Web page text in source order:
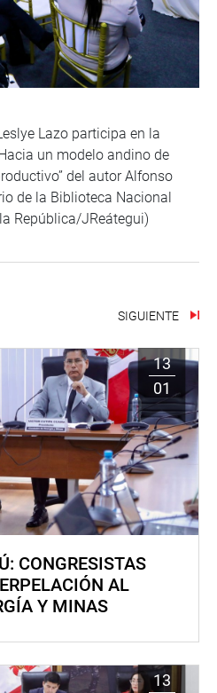
Lazo participa en la
un modelo andino de
del autor Alfonso
de la Biblioteca Nacional
República/JReátegui)
SIGUIENTE
13
01
CONGRESISTAS
AL
Y MINAS
13